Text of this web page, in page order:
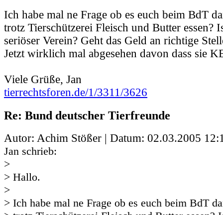
Ich habe mal ne Frage ob es euch beim BdT
trotz Tierschützerei Fleisch und Butter essen?
seriöser Verein? Geht das Geld an richtige
Jetzt wirklich mal abgesehen davon dass sie
Viele Grüße, Jan
tierrechtsforen.de/1/3311/3626
Re: Bund deutscher Tierfreunde
Autor: Achim Stößer | Datum: 02.03.2005
Jan schrieb:
>
> Hallo.
>
> Ich habe mal ne Frage ob es euch beim BdT